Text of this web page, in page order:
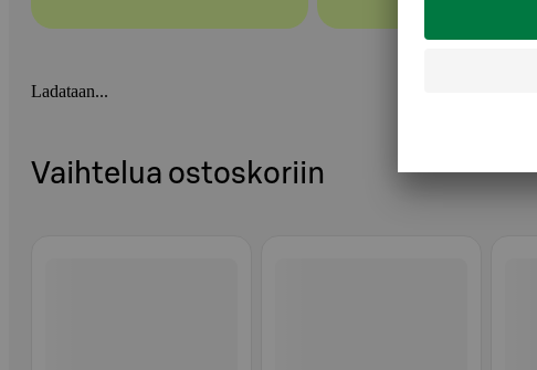
Ladataan...
Vaihtelua ostoskoriin